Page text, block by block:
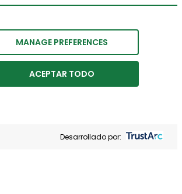
MANAGE PREFERENCES
ACEPTAR TODO
Desarrollado por: